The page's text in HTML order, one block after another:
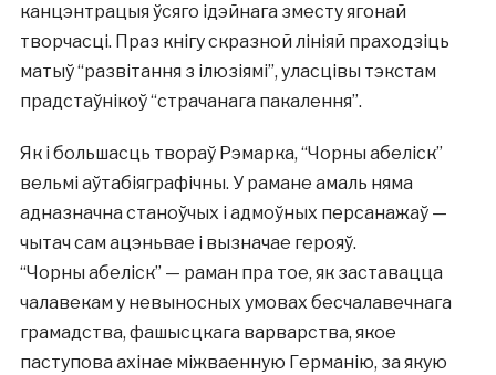
канцэнтрацыя ўсяго ідэйнага зместу ягонай
творчасці. Праз кнігу скразной лініяй праходзіць
матыў “развітання з ілюзіямі”, уласцівы тэкстам
прадстаўнікоў “страчанага пакалення”.
Як і большасць твораў Рэмарка, “Чорны абеліск”
вельмі аўтабіяграфічны. У рамане амаль няма
адназначна станоўчых і адмоўных персанажаў —
чытач сам ацэньвае і вызначае герояў.
“Чорны абеліск” — раман пра тое, як заставацца
чалавекам у невыносных умовах бесчалавечнага
грамадства, фашысцкага варварства, якое
паступова ахінае міжваенную Германію, за якую